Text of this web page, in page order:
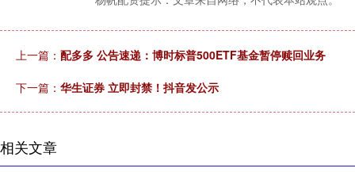
上一篇： 配多多 公告速递：博时标普500ETF基金暂停赎回业务
下一篇： 华生证券 立即封禁！抖音发公示
相关文章